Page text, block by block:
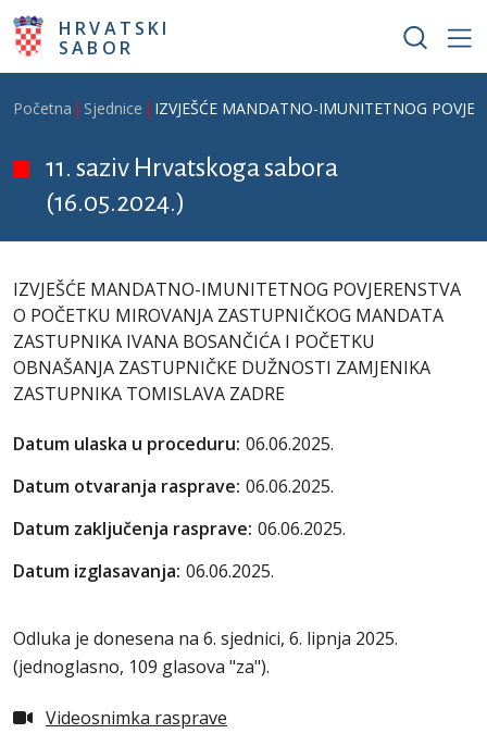
Skoči na glavni sadržaj
HRVATSKI
SABOR
Breadcrumb
Početna Sjednice IZVJEŠĆE MANDATNO-IMUNITETNOG
11. saziv Hrvatskoga sabora
(16.05.2024.)
IZVJEŠĆE MANDATNO-IMUNITETNOG POVJERENSTVA
O POČETKU MIROVANJA ZASTUPNIČKOG MANDATA
ZASTUPNIKA IVANA BOSANČIĆA I POČETKU
OBNAŠANJA ZASTUPNIČKE DUŽNOSTI ZAMJENIKA
ZASTUPNIKA TOMISLAVA ZADRE
Datum ulaska u proceduru: 06.06.2025.
Datum otvaranja rasprave: 06.06.2025.
Datum zaključenja rasprave: 06.06.2025.
Datum izglasavanja: 06.06.2025.
Odluka je donesena na 6. sjednici, 6. lipnja 2025.
(jednoglasno, 109 glasova "za").
Videosnimka rasprave